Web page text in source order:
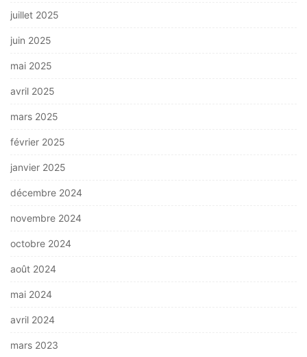
juillet 2025
juin 2025
mai 2025
avril 2025
mars 2025
février 2025
janvier 2025
décembre 2024
novembre 2024
octobre 2024
août 2024
mai 2024
avril 2024
mars 2023